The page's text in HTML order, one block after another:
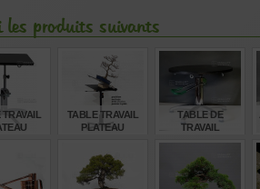
les produits suivants
€
TABLE TRAVAIL
PLATEAU
JAPON
335,00€
TABLE DE
TRAVAIL
345,00 €